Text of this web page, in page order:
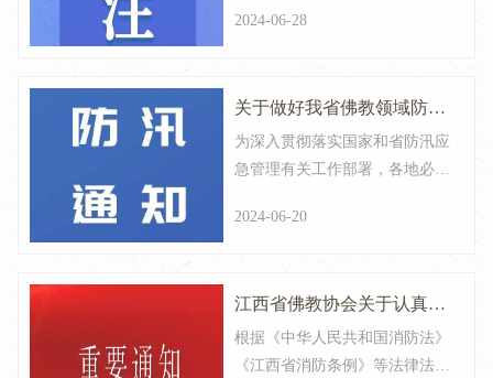
2024-06-28
关于做好我省佛教领域​防汛
抗灾工作的通知
为深入贯彻落实国家和省防汛应
急管理有关工作部署，各地必须
动、提前部署，从源头上防范化
前，弘扬佛教慈悲济世的宗风，
切实做好今年防汛抗灾的准备应
对工作。
2024-06-20
江西省佛教协会关于认真贯
彻《江西省人民政府关于加
根据《中华人民共和国消防法》
《江西省消防条例》等法律法规